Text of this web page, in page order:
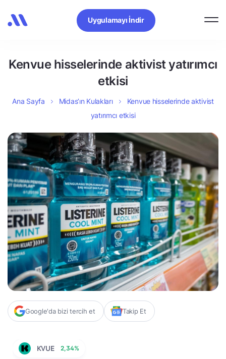
Uygulamayı İndir
Kenvue hisselerinde aktivist yatırımcı
etkisi
Ana Sayfa Midas’ın Kulakları
Kenvue hisselerinde aktivist
yatırımcı etkisi
Google'da bizi tercih et Takip Et
KVUE 2,34%